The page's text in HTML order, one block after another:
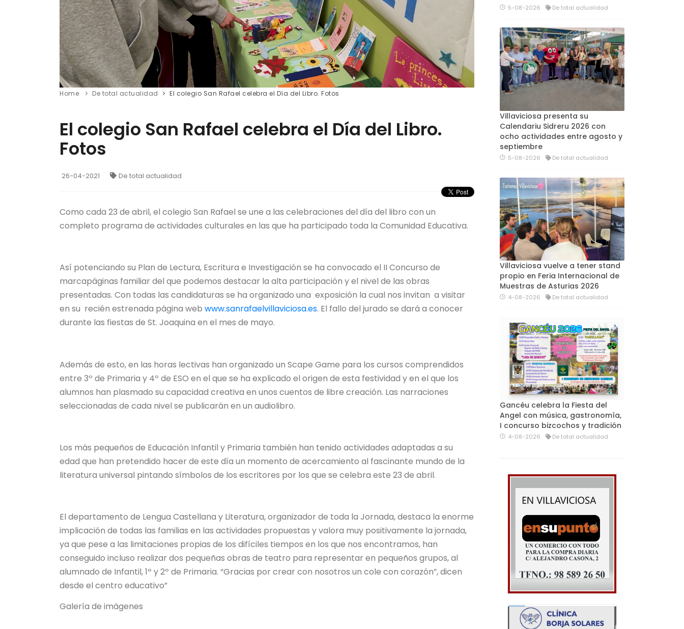
Home De total actualidad El colegio San Rafael celebra el Día del Libro. Fotos
El colegio San Rafael celebra el Día del Libro.
Fotos
26-04-2021 De total actualidad
Como cada 23 de abril, el colegio San Rafael se une a las celebraciones del día del libro con un
completo programa de actividades culturales en las que ha participado toda la Comunidad Educativa.
Así potenciando su Plan de Lectura, Escritura e Investigación se ha convocado el II Concurso de
marcapáginas familiar del que podemos destacar la alta participación y el nivel de las obras
presentadas. Con todas las candidaturas se ha organizado una exposición la cual nos invitan a visitar
en su recién estrenada página web www.sanrafaelvillaviciosa.es. El fallo del jurado se dará a conocer
durante las fiestas de St. Joaquina en el mes de mayo.
Además de esto, en las horas lectivas han organizado un Scape Game para los cursos comprendidos
entre 3º de Primaria y 4º de ESO en el que se ha explicado el origen de esta festividad y en el que los
alumnos han plasmado su capacidad creativa en unos cuentos de libre creación. Las narraciones
seleccionadas de cada nivel se publicarán en un audiolibro.
Los más pequeños de Educación Infantil y Primaria también han tenido actividades adaptadas a su
edad que han pretendido hacer de este día un momento de acercamiento al fascinante mundo de la
literatura universal pintando símbolos de los escritores por los que se celebra este 23 de abril.
El departamento de Lengua Castellana y Literatura, organizador de toda la Jornada, destaca la enorme
implicación de todas las familias en las actividades propuestas y valora muy positivamente la jornada,
ya que pese a las limitaciones propias de los difíciles tiempos en los que nos encontramos, han
conseguido incluso realizar dos pequeñas obras de teatro para representar en pequeños grupos, al
alumnado de Infantil, 1º y 2º de Primaria. “Gracias por crear con nosotros un cole con corazón”, dicen
desde el centro educativo”
Galería de imágenes
5-08-2026 De total actualidad
Villaviciosa presenta su
Calendariu Sidreru 2026 con
ocho actividades entre agosto y
septiembre
5-08-2026 De total actualidad
Villaviciosa vuelve a tener stand
propio en Feria Internacional de
Muestras de Asturias 2026
4-08-2026 De total actualidad
Gancéu celebra la Fiesta del
Angel con música, gastronomía,
I concurso bizcochos y tradición
4-08-2026 De total actualidad